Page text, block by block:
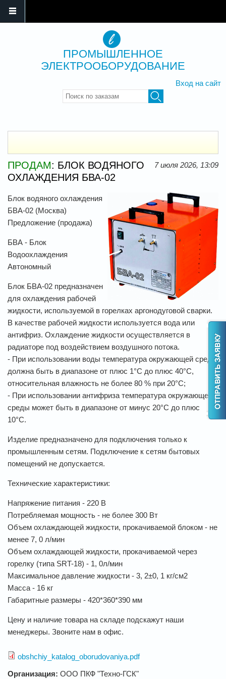
ПРОМЫШЛЕННОЕ
ЭЛЕКТРООБОРУДОВАНИЕ
Вход на сайт
Введите ключевые слова для
7 июля 2026, 13:09
ПРОДАМ: БЛОК ВОДЯНОГО
ОХЛАЖДЕНИЯ БВА-02
Блок водяного охлаждения
БВА-02 (Москва)
Предложение (продажа)
БВА - Блок
Водоохлаждения
Автономный
Блок БВА-02 предназначен
для охлаждения рабочей
жидкости, используемой в горелках аргонодуговой сварки.
В качестве рабочей жидкости используется вода или
антифриз. Охлаждение жидкости осуществляется в
радиаторе под воздействием воздушного потока.
- При использовании воды температура окружающей среды
должна быть в диапазоне от плюс 1°С до плюс 40°С,
относительная влажность не более 80 % при 20°С;
- При использовании антифриза температура окружающей
среды может быть в диапазоне от минус 20°С до плюс
10°С.
Изделие предназначено для подключения только к
промышленным сетям. Подключение к сетям бытовых
помещений не допускается.
Технические характеристики:
Напряжение питания - 220 В
Потребляемая мощность - не более 300 Вт
Объем охлаждающей жидкости, прокачиваемой блоком - не
менее 7, 0 л/мин
Объем охлаждающей жидкости, прокачиваемой через
горелку (типа SRT-18) - 1, 0л/мин
Максимальное давление жидкости - 3, 2±0, 1 кг/см2
Масса - 16 кг
Габаритные размеры - 420*360*390 мм
Цену и наличие товара на складе подскажут наши
менеджеры. Звоните нам в офис.
obshchiy_katalog_oborudovaniya.pdf
Организация: ООО ПКФ "Техно-ГСК"